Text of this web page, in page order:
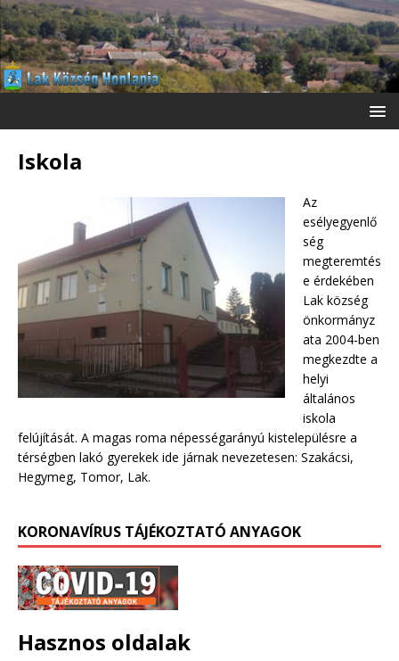
Iskola
Az
esélyegyenlő
ség
megteremtés
e érdekében
Lak község
önkormányz
ata 2004-ben
megkezdte a
helyi
általános
iskola
felújítását. A magas roma népességarányú kistelepülésre a
térségben lakó gyerekek ide járnak nevezetesen: Szakácsi,
Hegymeg, Tomor, Lak.
KORONAVÍRUS TÁJÉKOZTATÓ ANYAGOK
Hasznos oldalak